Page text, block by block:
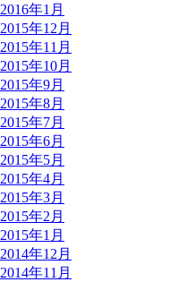
2016年1月
2015年12月
2015年11月
2015年10月
2015年9月
2015年8月
2015年7月
2015年6月
2015年5月
2015年4月
2015年3月
2015年2月
2015年1月
2014年12月
2014年11月